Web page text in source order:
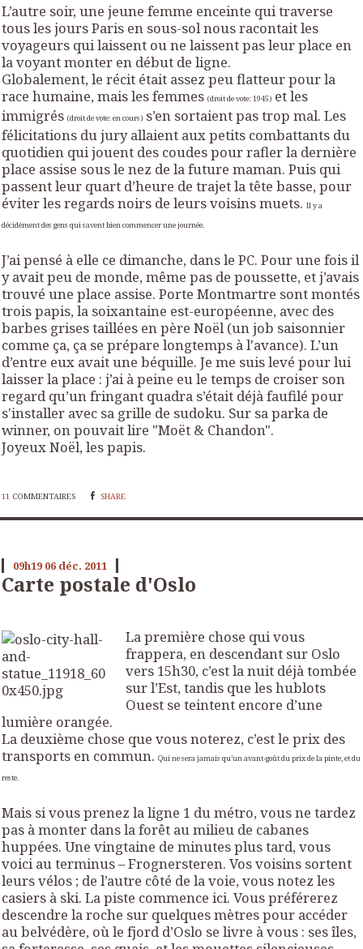
L’autre soir, une jeune femme enceinte qui traverse
tous les jours Paris en sous-sol nous racontait les
voyageurs qui laissent ou ne laissent pas leur place en
la voyant monter en début de ligne.
Globalement, le récit était assez peu flatteur pour la
race humaine, mais les femmes (droit de vote: 1945) et les
immigrés (droit de vote: en cours) s’en sortaient pas trop mal. Les
félicitations du jury allaient aux petits combattants du
quotidien qui jouent des coudes pour rafler la dernière
place assise sous le nez de la future maman. Puis qui
passent leur quart d’heure de trajet la tête basse, pour
éviter les regards noirs de leurs voisins muets. Il y a
décidément des gens qui savent bien commencer une journée.
J’ai pensé à elle ce dimanche, dans le PC. Pour une fois il
y avait peu de monde, même pas de poussette, et j’avais
trouvé une place assise. Porte Montmartre sont montés
trois papis, la soixantaine est-européenne, avec des
barbes grises taillées en père Noël (un job saisonnier
comme ça, ça se prépare longtemps à l'avance). L’un
d’entre eux avait une béquille. Je me suis levé pour lui
laisser la place : j’ai à peine eu le temps de croiser son
regard qu’un fringant quadra s’était déjà faufilé pour
s'installer avec sa grille de sudoku. Sur sa parka de
winner, on pouvait lire "Moët & Chandon".
Joyeux Noël, les papis.
11 COMMENTAIRES SHARE
09h19 06 déc. 2011
Carte postale d'Oslo
La première chose qui vous
frappera, en descendant sur Oslo
vers 15h30, c’est la nuit déjà tombée
sur l’Est, tandis que les hublots
Ouest se teintent encore d’une
lumière orangée.
La deuxième chose que vous noterez, c’est le prix des
transports en commun. Qui ne sera jamais qu’un avant-goût du prix de la pinte, et du
reste.
Mais si vous prenez la ligne 1 du métro, vous ne tardez
pas à monter dans la forêt au milieu de cabanes
huppées. Une vingtaine de minutes plus tard, vous
voici au terminus – Frognersteren. Vos voisins sortent
leurs vélos ; de l’autre côté de la voie, vous notez les
casiers à ski. La piste commence ici. Vous préférerez
descendre la roche sur quelques mètres pour accéder
au belvédère, où le fjord d’Oslo se livre à vous : ses îles,